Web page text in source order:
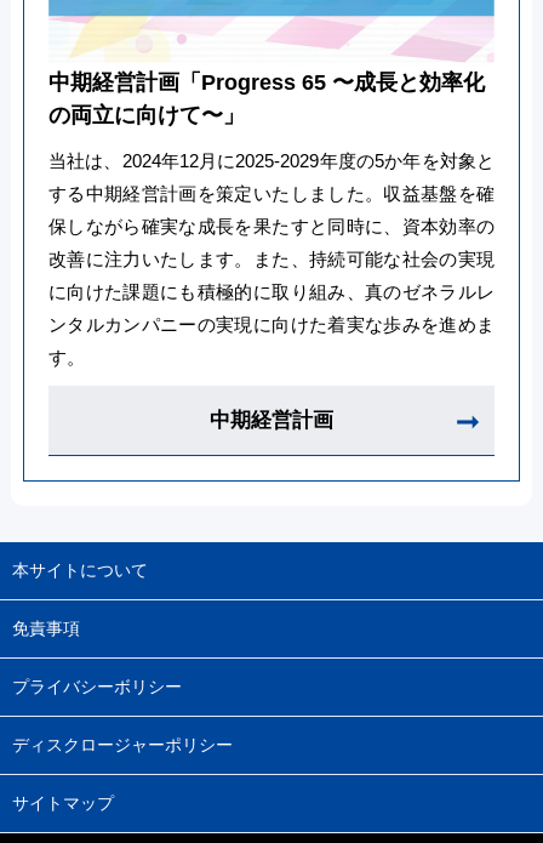
中期経営計画「Progress 65 〜成⻑と効率化
の両立に向けて〜」
当社は、2024年12月に2025-2029年度の5か年を対象と
する中期経営計画を策定いたしました。収益基盤を確
保しながら確実な成⻑を果たすと同時に、資本効率の
改善に注力いたします。また、持続可能な社会の実現
に向けた課題にも積極的に取り組み、真のゼネラルレ
ンタルカンパニーの実現に向けた着実な歩みを進めま
す。
中期経営計画
本サイトについて
免責事項
プライバシーボリシー
ディスクロージャーポリシー
サイトマップ